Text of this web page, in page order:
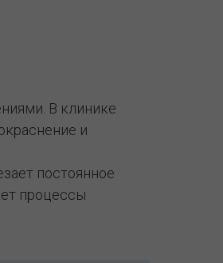
В клинике
и
постоянное
процессы